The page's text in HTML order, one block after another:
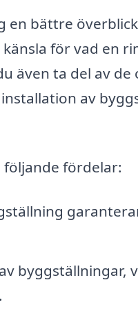
bättre
för vad en
även ta del av de
av
fördelar:
byggställningar,